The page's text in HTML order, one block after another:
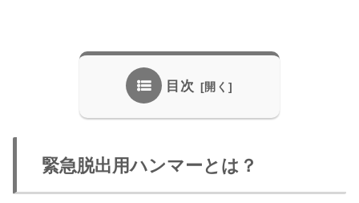
目次
緊急脱出用ハンマーとは？